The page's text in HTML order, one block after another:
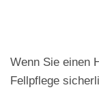
Wenn Sie einen
Fellpflege